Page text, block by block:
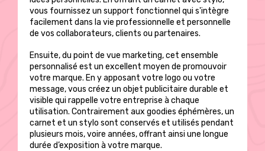
vous fournissez un support fonctionnel qui s'intègre
facilement dans la vie professionnelle et personnelle
de vos collaborateurs, clients ou partenaires.
Ensuite, du point de vue marketing, cet ensemble
personnalisé est un excellent moyen de promouvoir
votre marque. En y apposant votre logo ou votre
message, vous créez un objet publicitaire durable et
visible qui rappelle votre entreprise à chaque
utilisation. Contrairement aux goodies éphémères, un
carnet et un stylo sont conservés et utilisés pendant
plusieurs mois, voire années, offrant ainsi une longue
durée d’exposition à votre marque.